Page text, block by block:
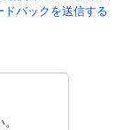
ドバックを送信する